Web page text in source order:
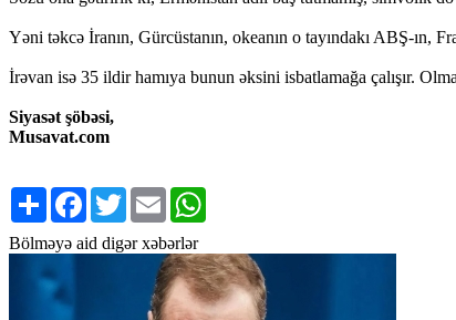
Yəni təkcə İranın, Gürcüstanın, okeanın o tayındakı ABŞ-ın,
İrəvan isə 35 ildir hamıya bunun əksini isbatlamağa çalışır.
Siyasət şöbəsi,
Musavat.com
Share Facebook
TwitterEmail
Bölməyə aid digər xəbərlər